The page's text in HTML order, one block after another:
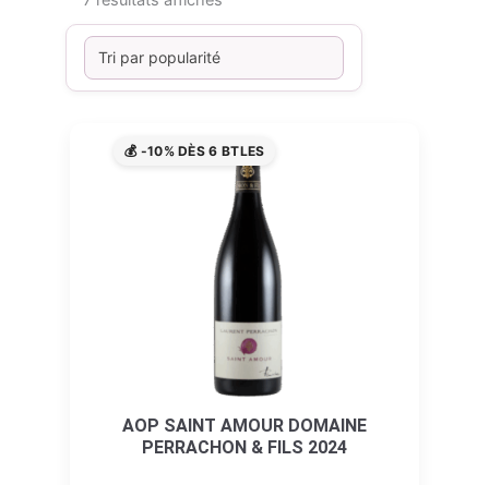
💰 -10% DÈS 6 BTLES
AOP SAINT AMOUR DOMAINE
PERRACHON & FILS 2024